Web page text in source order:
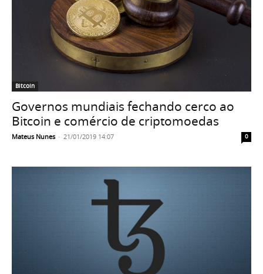
Bitcoin
Governos mundiais fechando cerco ao
Bitcoin e comércio de criptomoedas
Mateus Nunes - 21/01/2019 14:07 0